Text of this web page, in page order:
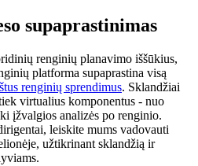
supaprastinimas
renginių planavimo iššūkius,
platforma supaprastina visą
renginių sprendimus. Sklandžiai
virtualius komponentus - nuo
įžvalgios analizės po renginio.
leiskite mums vadovauti
užtikrinant sklandžią ir